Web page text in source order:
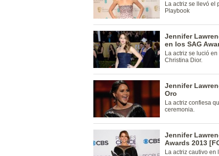
La actriz se llevó el
Playbook
Jennifer
en los SAG
La actriz se lució
Christina Dior.
Jennifer
Oro
La actriz confiesa
ceremonia.
Jennifer
Awards 2013
La actriz cautivo en